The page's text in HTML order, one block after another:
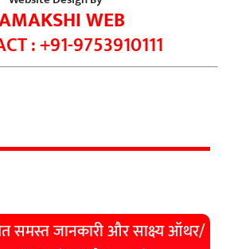
WEB
: +91-9753910111
समस्त जानकारी और साक्ष्य ऑथर/